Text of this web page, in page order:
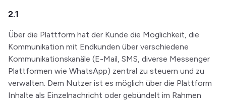
2.1
Über die Plattform hat der Kunde die Möglichkeit, die
Kommunikation mit Endkunden über verschiedene
Kommunikationskanäle (E-Mail, SMS, diverse Messenger
Plattformen wie WhatsApp) zentral zu steuern und zu
verwalten. Dem Nutzer ist es möglich über die Plattform
Inhalte als Einzelnachricht oder gebündelt im Rahmen